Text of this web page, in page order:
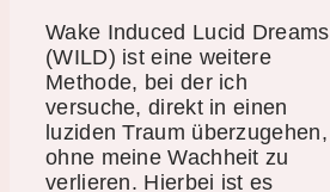
Wake Induced Lucid Dreams
(WILD) ist eine weitere
Methode, bei der ich
versuche, direkt in einen
luziden Traum überzugehen,
ohne meine Wachheit zu
verlieren. Hierbei ist es